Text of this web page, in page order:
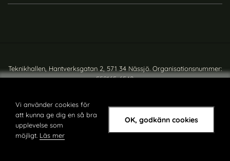
Vi använder cookies för
att kunna ge dig en så bra
upplevelse som
möjligt. Läs mer
OK, godkänn cookies
Teknikhallen, Hantverksgatan 2, 571 34 Nässjö. Organisationsnummer:
559165-6540